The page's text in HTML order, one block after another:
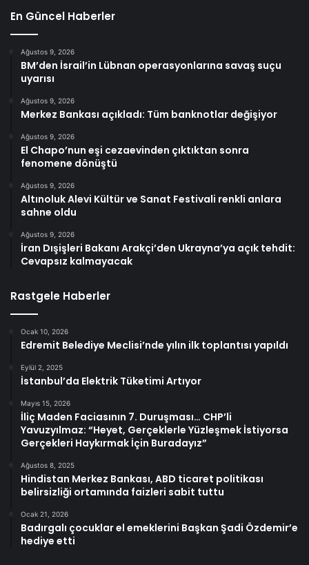
En Güncel Haberler
Ağustos 9, 2026
BM’den İsrail’in Lübnan operasyonlarına savaş suçu
uyarısı
Ağustos 9, 2026
Merkez Bankası açıkladı: Tüm banknotlar değişiyor
Ağustos 9, 2026
El Chapo’nun eşi cezaevinden çıktıktan sonra
fenomene dönüştü
Ağustos 9, 2026
Altınoluk Alevi Kültür ve Sanat Festivali renkli anlara
sahne oldu
Ağustos 9, 2026
İran Dışişleri Bakanı Arakçi’den Ukrayna’ya açık tehdit:
Cevapsız kalmayacak
Rastgele Haberler
Ocak 10, 2026
Edremit Belediye Meclisi’nde yılın ilk toplantısı yapıldı
Eylül 2, 2025
İstanbul’da Elektrik Tüketimi Artıyor
Mayıs 15, 2026
İliç Maden Faciasının 7. Duruşması… CHP’li
Yavuzyılmaz: “Heyet, Gerçeklerle Yüzleşmek İstiyorsa
Gerçekleri Haykırmak İçin Buradayız”
Ağustos 8, 2025
Hindistan Merkez Bankası, ABD ticaret politikası
belirsizliği ortamında faizleri sabit tuttu
Ocak 21, 2026
Badırgalı çocuklar el emeklerini Başkan Şadi Özdemir’e
hediye etti